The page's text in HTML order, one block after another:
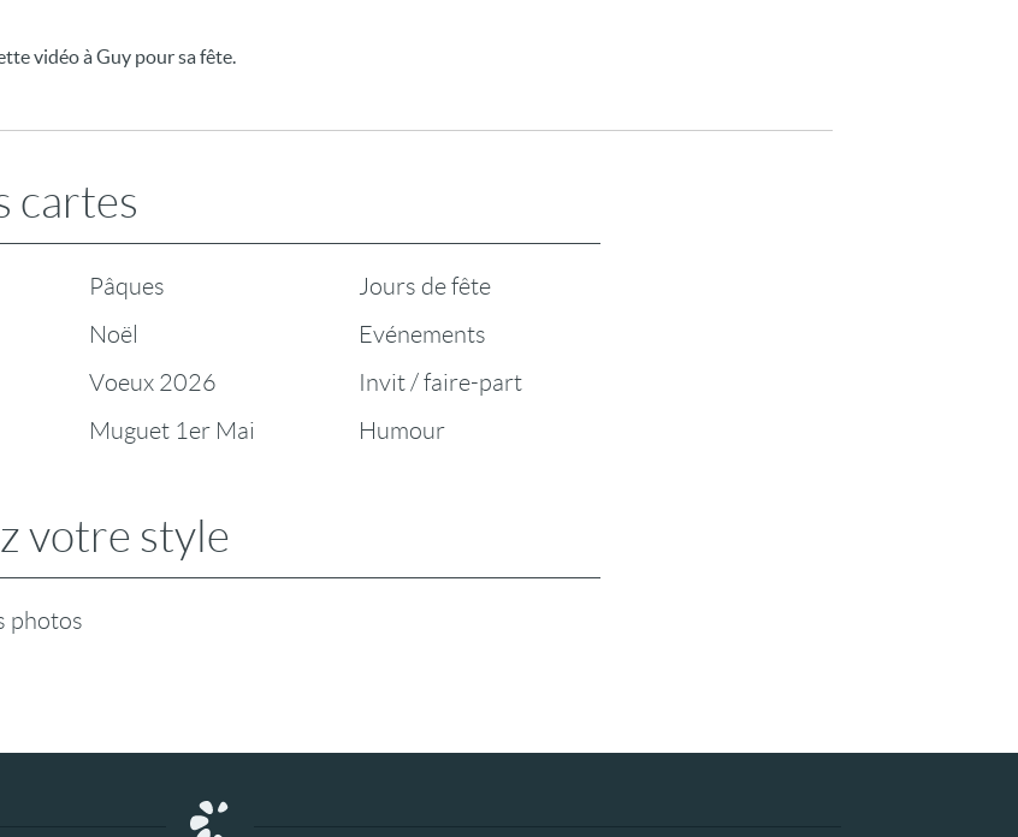
vidéo à Guy pour sa fête.
cartes
Pâques
Noël
Voeux 2026
Muguet 1er Mai
Jours de fête
Evénements
Invit / faire-part
Humour
votre style
photos